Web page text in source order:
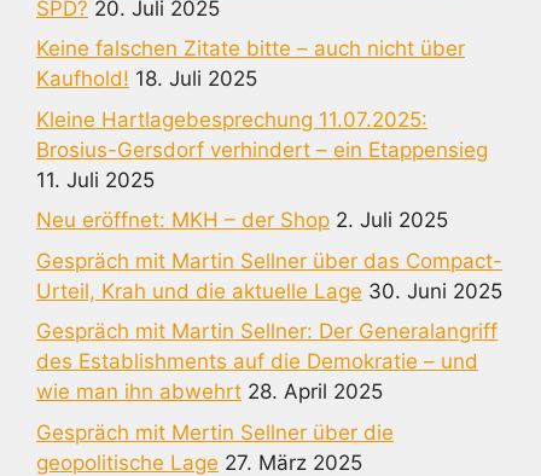
SPD? 20. Juli 2025
Keine falschen Zitate bitte – auch nicht über
Kaufhold! 18. Juli 2025
Kleine Hartlagebesprechung 11.07.2025:
Brosius-Gersdorf verhindert – ein Etappensieg
11. Juli 2025
Neu eröffnet: MKH – der Shop 2. Juli 2025
Gespräch mit Martin Sellner über das Compact-
Urteil, Krah und die aktuelle Lage 30. Juni 2025
Gespräch mit Martin Sellner: Der Generalangriff
des Establishments auf die Demokratie – und
wie man ihn abwehrt 28. April 2025
Gespräch mit Mertin Sellner über die
geopolitische Lage 27. März 2025